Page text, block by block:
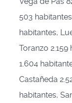
503
habitantes,
Toranzo
1.604
Castañeda
habitantes,